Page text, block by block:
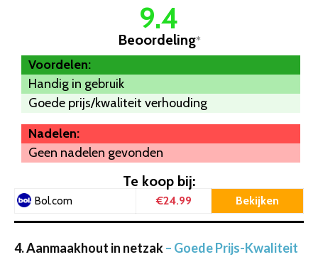
9.4
Beoordeling*
Voordelen:
Handig in gebruik
Goede prijs/kwaliteit verhouding
Nadelen:
Geen nadelen gevonden
Te koop bij:
Bol.com €24.99 Bekijken
4. Aanmaakhout in netzak– Goede Prijs-Kwaliteit